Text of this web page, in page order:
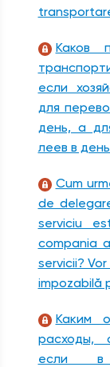
Каков
если
для
день, а
леев в
Cum
de
serviciu
compania
servicii?
impozabilă
Каким
расходы,
если в